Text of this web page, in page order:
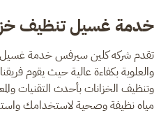
خدمة غسيل تنظيف
تقدم شركه كلين سيرفس خدمة غسيل
والعلوية بكفاءة عالية حيث يقوم
وتنظيف الخزانات بأحدث التقنيات
مياه نظيفة وصحية لاستخدامك